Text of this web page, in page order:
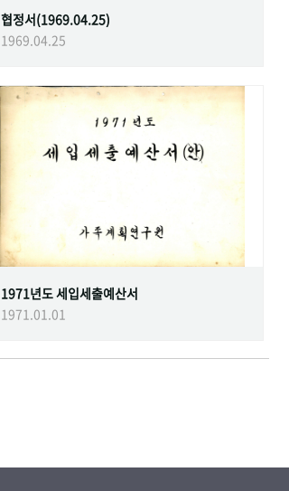
협정서(1969.04.25)
1969.04.25
1971년도 세입세출예산서
1971.01.01